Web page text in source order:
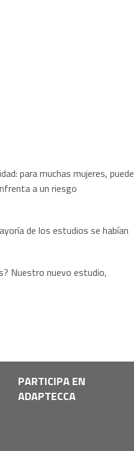
para muchas mujeres, puede
a un riesgo
de los estudios se habían
Nuestro nuevo estudio,
PARTICIPA EN
ADAPTECCA